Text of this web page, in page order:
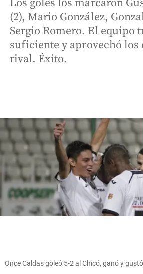
Los goles los marcaron
(2), Mario González,
Sergio Romero. El equipo
suficiente y aprovechó los
rival. Éxito.
Once Caldas goleó 5-2 al Chicó, ganó y gustó